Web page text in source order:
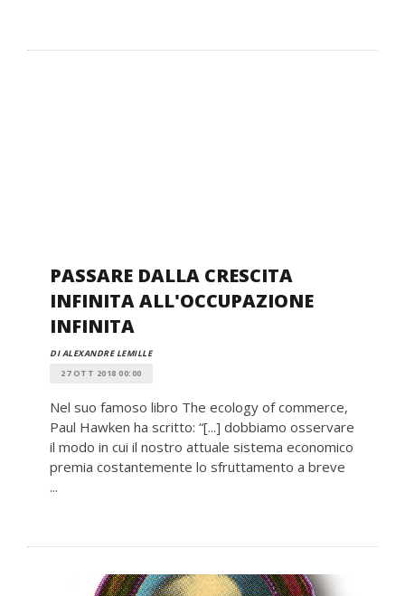
PASSARE DALLA CRESCITA
INFINITA ALL'OCCUPAZIONE
INFINITA
DI ALEXANDRE LEMILLE
27 OTT 2018 00:00
Nel suo famoso libro The ecology of commerce,
Paul Hawken ha scritto: “[...] dobbiamo osservare
il modo in cui il nostro attuale sistema economico
premia costantemente lo sfruttamento a breve
...